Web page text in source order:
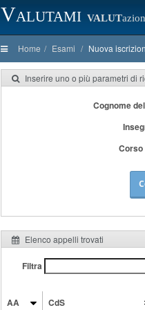
Valutami VALUT
Home Esami Nuova
Inserire uno o più parametri di
Cognome
Corso
Elenco appelli trovati
Filtra
AA CdS